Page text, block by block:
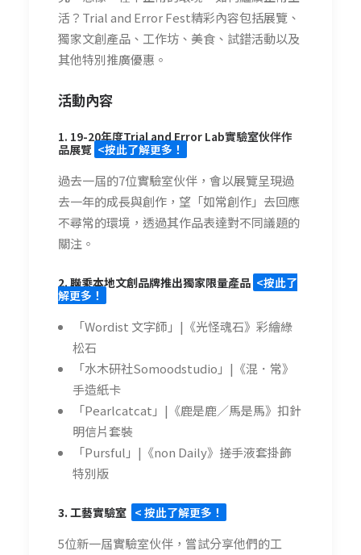
活？Trial and Error Fest精彩內容包括展覽、
獨家文創產品、工作坊、美食、試錯活動以及
其他特別推廣優惠。
活動內容
1. 19-20年度Trial and Error Lab實驗室伙伴作
品展覽 <按此了解更多！
過去一屆的7位實驗室伙伴，會以展覽呈現過
去一年的成長與創作，望「如常創作」去回應
不尋常的環境，透過其作品表達對不同議題的
關注。
2.聯乘本地文創品牌推出獨家限量產品 <按此了
解更多！
「Wordist 文字師」|《光怪魂石》彩繪綠
松石
「水木研社Somoodstudio」|《混．常》
手造紙卡
「Pearlcatcat」|《鹿是鹿／馬是馬》扣針
明信片套裝
「Pursful」|《non Daily》搓手液套掛飾
特別版
3. 工藝實驗室 < 按此了解更多！
5位新一屆實驗室伙伴，嘗試分享他們的工